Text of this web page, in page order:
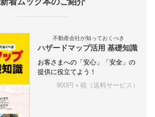
不動産会社が知っておくべき
ハザードマップ活用 基礎知識
お客さまへの「安心」「安全」の
提供に役立てよう！
900円＋税（送料サービス）